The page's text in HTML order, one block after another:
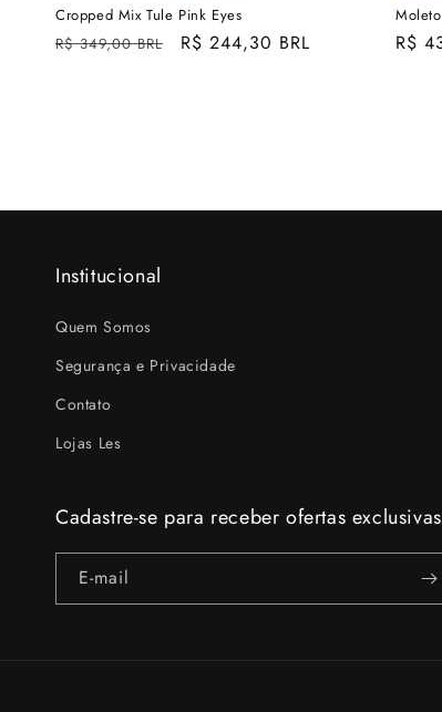
Cropped Mix Tule Pink Eyes
Preço
R$ 349,00 BRL
Preço
R$ 244,30 BRL R$
Institucional
Quem Somos
Segurança e Privacidade
Contato
Lojas Les
Cadastre-se para receber ofertas exclusivas
E-mail